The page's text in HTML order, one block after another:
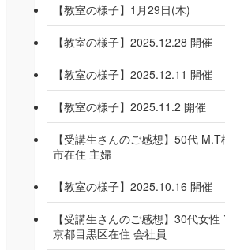
【教室の様子】1月29日(木)
【教室の様子】2025.12.28 開催
【教室の様子】2025.12.11 開催
【教室の様子】2025.11.2 開催
【受講生さんのご感想】50代
市在住 主婦
【教室の様子】2025.10.16 開催
【受講生さんのご感想】30代女性
京都目黒区在住 会社員